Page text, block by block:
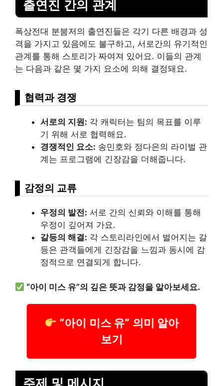
출연진 간의 관계
폭상전대 분붐저의 출연진들은 각기 다른 배경과 성
격을 가지고 있음에도 불구하고, 서로간의 유기적인
관계를 통해 스토리가 짜여져 있어요. 이들의 관계
는 다음과 같은 몇 가지 요소에 의해 결정돼요.
협력과 경쟁
서로의 지원: 각 캐릭터는 팀의 목표를 이루
기 위해 서로 협력해요.
경쟁적인 요소: 송민호와 정다은의 라이벌 관
계는 프로그램에 긴장감을 더해줍니다.
감정의 교류
우정의 발전: 서로 간의 신뢰와 이해를 통해
우정이 깊어져 가요.
갈등의 해결: 각 스토리라인에서 벌어지는 갈
등은 관객들에게 긴장감을 느낌과 동시에 감
정적으로 연결되게 합니다.
“아이 미스 유”의 깊은 뜻과 감정을 알아보세요.
“아이 미스 유” 의미 알아
보기
주제 및 메시지